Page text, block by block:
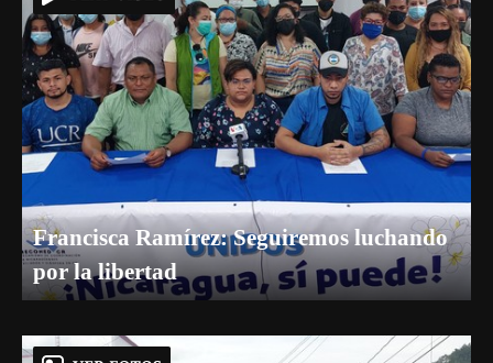
Francisca Ramírez: Seguiremos luchando
por la libertad